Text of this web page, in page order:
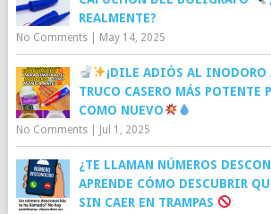
REALMENTE?
No Comments| May 14, 2025
¡DILE ADIÓS AL INODORO
TRUCO CASERO MÁS POTENTE
COMO NUEVO
No Comments| Jul 1, 2025
¿TE LLAMAN NÚMEROS
APRENDE CÓMO DESCUBRIR
SIN CAER EN TRAMPAS